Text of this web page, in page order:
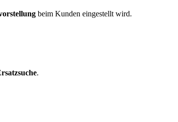
beim Kunden eingestellt wird.
.